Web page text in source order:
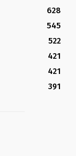
628
545
522
421
421
391